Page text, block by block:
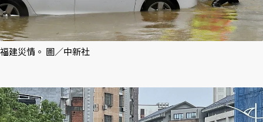
福建災情。 圖／中新社